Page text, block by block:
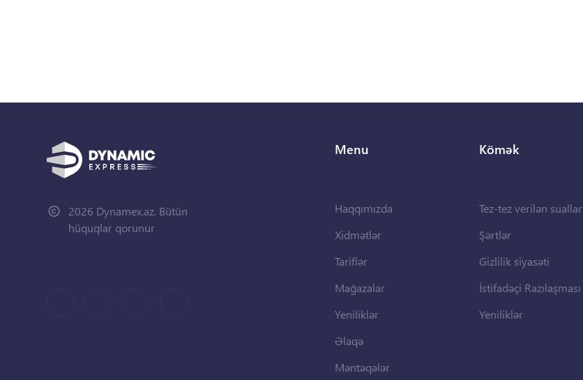
2026 Dynamex.az. Bütün
hüquqlar qorunur
Menu
Haqqımızda
Xidmətlər
Tariflər
Mağazalar
Yeniliklər
Əlaqə
Məntəqələr
Kömək
Tez-tez verilən suallar
Şərtlər
Gizlilik siyasəti
İstifadəçi Razılaşması
Yeniliklər